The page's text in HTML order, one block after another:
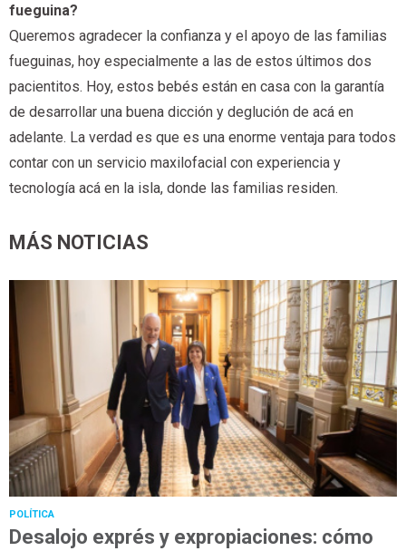
fueguina?
Queremos agradecer la confianza y el apoyo de las familias
fueguinas, hoy especialmente a las de estos últimos dos
pacientitos. Hoy, estos bebés están en casa con la garantía
de desarrollar una buena dicción y deglución de acá en
adelante. La verdad es que es una enorme ventaja para todos
contar con un servicio maxilofacial con experiencia y
tecnología acá en la isla, donde las familias residen.
MÁS NOTICIAS
POLÍTICA
Desalojo exprés y expropiaciones: cómo